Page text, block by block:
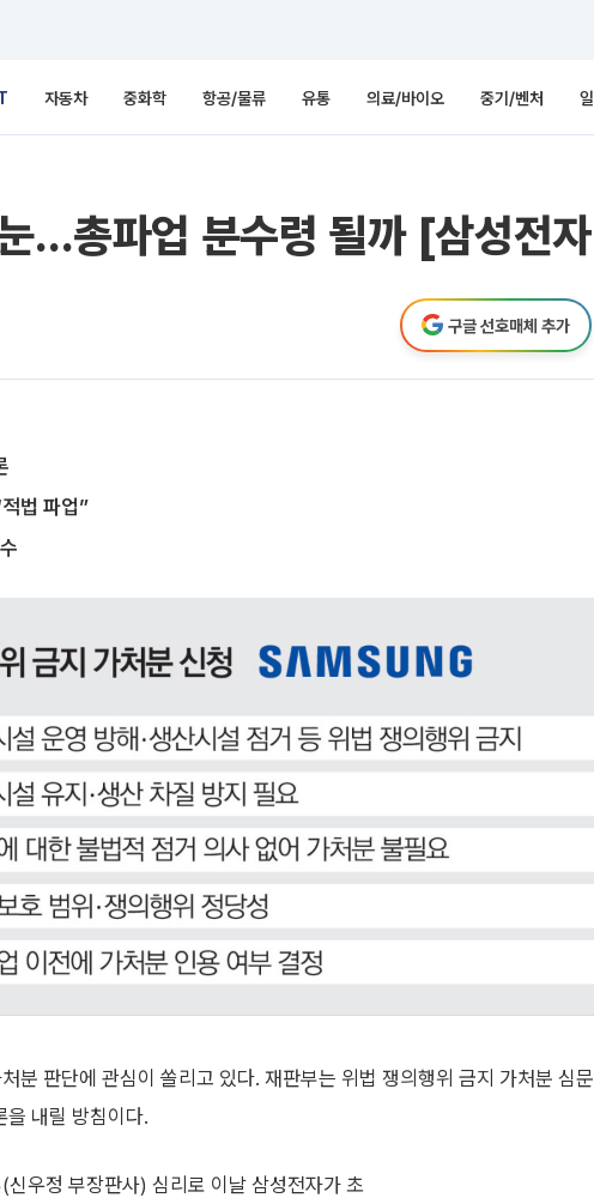
자동차 중화학 항공/물류 유통 의료/바이오 중기/벤처
…총파업 분수령 될까 [삼성전
구글 선호매체 추가
법 파업”
분 판단에 관심이 쏠리고 있다. 재판부는 위법 쟁의행위 금지 가처분 심
을 내릴 방침이다.
우정 부장판사) 심리로 이날 삼성전자가 초